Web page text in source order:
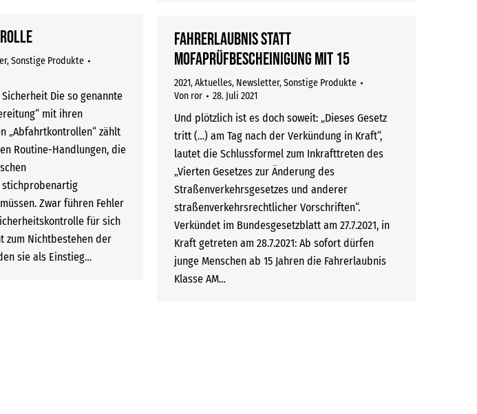
,Sonstige Produkte
Die so genannte
mit ihren
„Abfahrtkontrollen“ zählt
Routine-Handlungen, die
stichprobenartig
Zwar führen Fehler
für sich
zum Nichtbestehen der
sie als Einstieg…
Fahrerlaubnis statt
Mofaprüfbescheinigung mit 15
2021,Aktuelles, Newsletter,Sonstige Produkte
Von ror 28. Juli 2021
Und plötzlich ist es doch soweit: „Dieses Gesetz
tritt (…) am Tag nach der Verkündung in Kraft“,
lautet die Schlussformel zum Inkrafttreten des
„Vierten Gesetzes zur Änderung des
Straßenverkehrsgesetzes und anderer
straßenverkehrsrechtlicher Vorschriften“.
Verkündet im Bundesgesetzblatt am 27.7.2021, in
Kraft getreten am 28.7.2021: Ab sofort dürfen
junge Menschen ab 15 Jahren die Fahrerlaubnis
Klasse AM…